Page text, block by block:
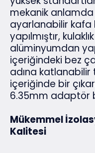
mekanik anlamda
ayarlanabilir kafa
yapılmıştır,
alüminyumdan
içeriğindeki bez
adına
içeriğinde bir
6.35mm adaptör
Mükemmel
Kalitesi